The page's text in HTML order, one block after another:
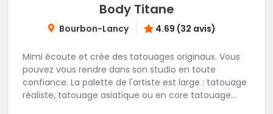
Body Titane
Bourbon-Lancy 4.69 (32 avis)
Mimi écoute et crée des tatouages originaux. Vous
pouvez vous rendre dans son studio en toute
confiance. La palette de l'artiste est large : tatouage
réaliste, tatouage asiatique ou en core tatouage